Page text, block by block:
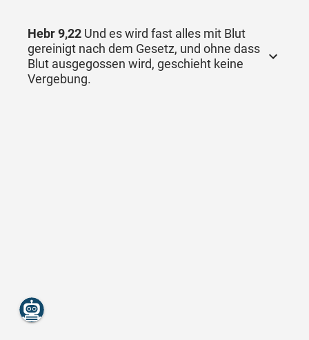
Hebr 9,22 Und es wird fast alles mit Blut
gereinigt nach dem Gesetz, und ohne dass
Blut ausgegossen wird, geschieht keine
Vergebung.